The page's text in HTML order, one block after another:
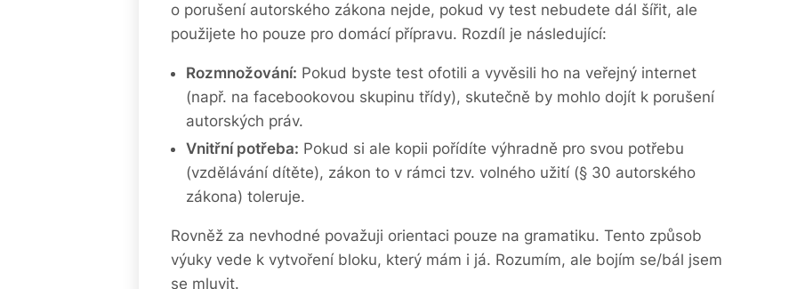
o porušení autorského zákona nejde, pokud vy test nebudete dál šířit, ale
použijete ho pouze pro domácí přípravu. Rozdíl je následující:
Rozmnožování: Pokud byste test ofotili a vyvěsili ho na veřejný internet
(např. na facebookovou skupinu třídy), skutečně by mohlo dojít k porušení
autorských práv.
Vnitřní potřeba: Pokud si ale kopii pořídíte výhradně pro svou potřebu
(vzdělávání dítěte), zákon to v rámci tzv. volného užití (§ 30 autorského
zákona) toleruje.
Rovněž za nevhodné považuji orientaci pouze na gramatiku. Tento způsob
výuky vede k vytvoření bloku, který mám i já. Rozumím, ale bojím se/bál jsem
se mluvit.